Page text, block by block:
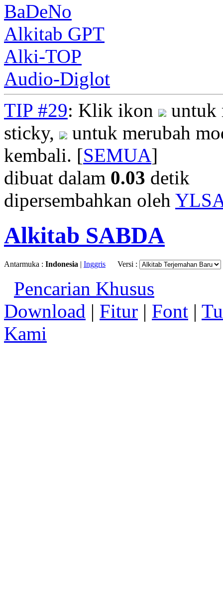
BaDeNo
Alkitab GPT
Alki-TOP
Audio-Diglot
TIP #29: Klik ikon
untuk
sticky,
untuk merubah
kembali. [SEMUA]
dibuat dalam 0.03 detik
dipersembahkan oleh
Alkitab SABDA
Antarmuka : Indonesia | Inggris Versi :
Pencarian Khusus
Download | Fitur | Font |
Kami